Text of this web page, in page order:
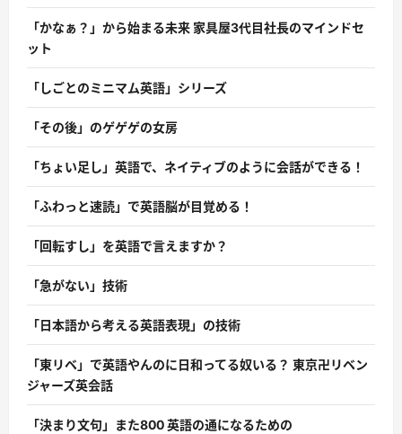
「かなぁ？」から始まる未来 家具屋3代目社長のマインドセ
ット
「しごとのミニマム英語」シリーズ
「その後」のゲゲゲの女房
「ちょい足し」英語で、ネイティブのように会話ができる！
「ふわっと速読」で英語脳が目覚める！
「回転すし」を英語で言えますか？
「急がない」技術
「日本語から考える英語表現」の技術
「東リベ」で英語やんのに日和ってる奴いる？ 東京卍リベン
ジャーズ英会話
「決まり文句」また800 英語の通になるための